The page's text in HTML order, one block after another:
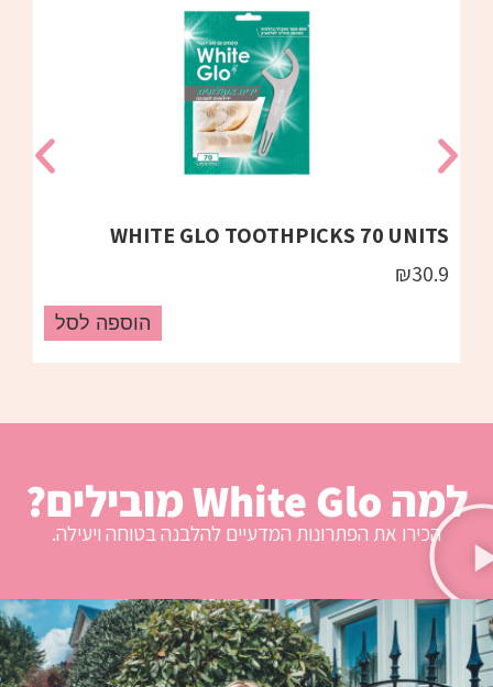
WHITE GLO TOOTHPICKS 70 UNITS
₪30.9
הוספה לסל
למה White Glo מובילים?
הכירו את הפתרונות המדעיים להלבנה בטוחה ויעילה.